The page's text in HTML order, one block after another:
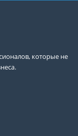
которые не